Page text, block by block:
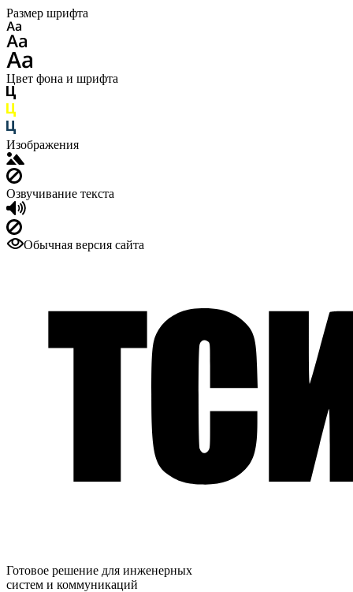
Размер шрифта
Цвет фона и шрифта
Изображения
Озвучивание текста
Обычная версия сайта
Готовое решение для инженерных
систем и коммуникаций